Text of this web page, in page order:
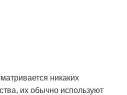
никаких
их обычно используют